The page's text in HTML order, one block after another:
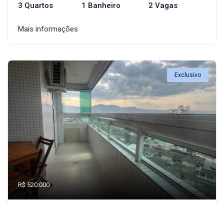
3 Quartos 1 Banheiro 2 Vagas
Mais informações
Exclusivo
R$ 520.000